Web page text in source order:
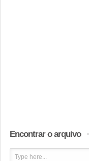
Encontrar o arquivo